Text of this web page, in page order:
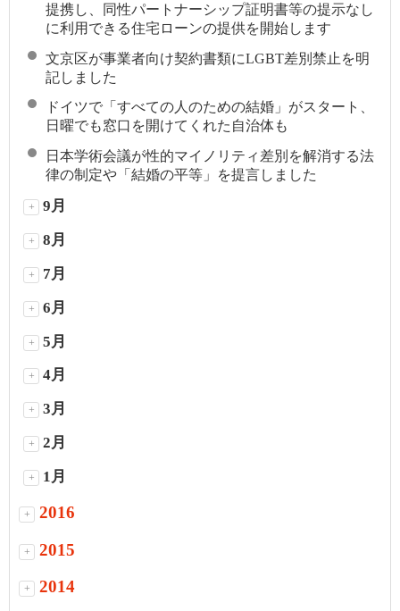
提携し、同性パートナーシップ証明書等の提示なし
に利用できる住宅ローンの提供を開始します
文京区が事業者向け契約書類にLGBT差別禁止を明
記しました
ドイツで「すべての人のための結婚」がスタート、
日曜でも窓口を開けてくれた自治体も
日本学術会議が性的マイノリティ差別を解消する法
律の制定や「結婚の平等」を提言しました
+ 9月
+ 8月
+ 7月
+ 6月
+ 5月
+ 4月
+ 3月
+ 2月
+ 1月
+ 2016
+ 2015
+ 2014